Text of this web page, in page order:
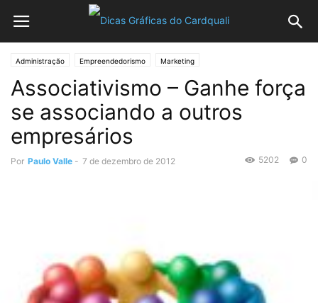
Administração Empreendedorismo Marketing
Associativismo – Ganhe força
se associando a outros
empresários
Por Paulo Valle - 7 de dezembro de 2012 0
5202